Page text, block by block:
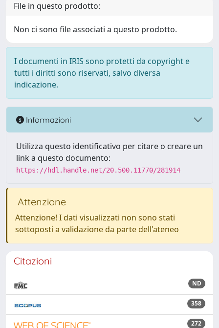
File in questo prodotto:
Non ci sono file associati a questo prodotto.
I documenti in IRIS sono protetti da copyright e
tutti i diritti sono riservati, salvo diversa
indicazione.
Informazioni
Utilizza questo identificativo per citare o creare un
link a questo documento:
https://hdl.handle.net/20.500.11770/281914
Attenzione
Attenzione! I dati visualizzati non sono stati
sottoposti a validazione da parte dell'ateneo
Citazioni
ND
358
272